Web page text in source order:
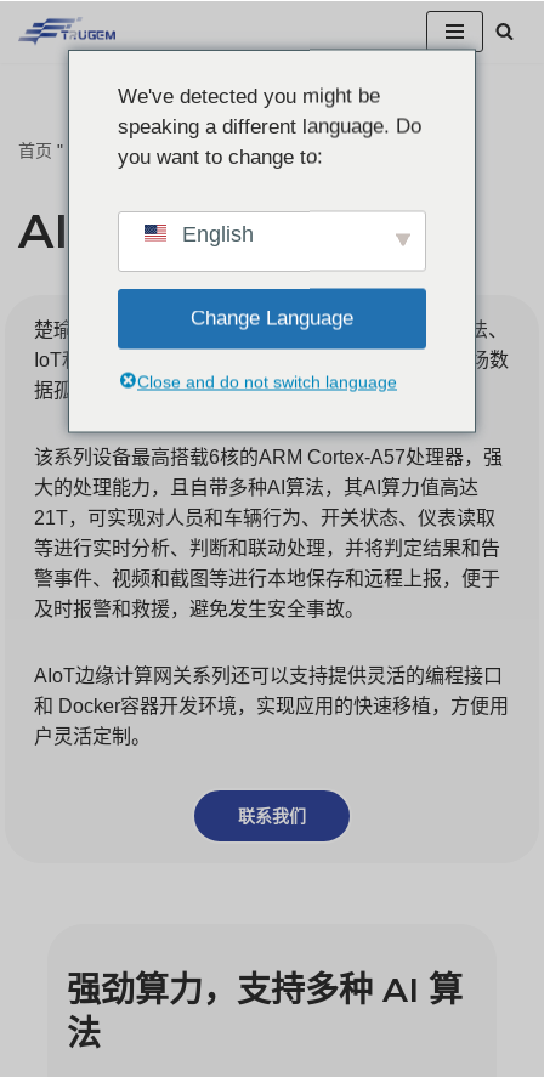
文
首页 " AIoT 边缘计算网关
AIoT 边缘计算网关
楚瑜电子的AIoT边缘计算网关系列集成了5G、AI算法、
IoT和北斗高精度定位等创新技术，轻松突破工业现场数
据孤岛，实现端边云的无缝对接。
该系列设备最高搭载6核的ARM Cortex-A57处理器，强
大的处理能力，且自带多种AI算法，其AI算力值高达
21T，可实现对人员和车辆行为、开关状态、仪表读取
等进行实时分析、判断和联动处理，并将判定结果和告
警事件、视频和截图等进行本地保存和远程上报，便于
及时报警和救援，避免发生安全事故。
AIoT边缘计算网关系列还可以支持提供灵活的编程接口
和 Docker容器开发环境，实现应用的快速移植，方便用
户灵活定制。
联系我们
强劲算力，支持多种 AI 算
法
We've detected you might be
speaking a different language. Do
you want to change to:
English
Change Language
Close and do not switch language